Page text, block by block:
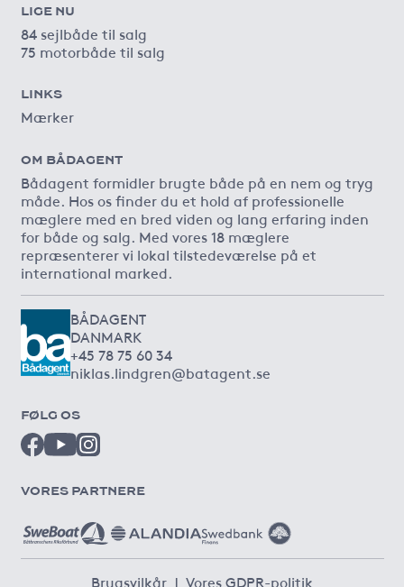
LIGE NU
84 sejlbåde til salg
75 motorbåde til salg
LINKS
Mærker
OM BÅDAGENT
Bådagent formidler brugte både på en nem og tryg
måde. Hos os finder du et hold af professionelle
mæglere med en bred viden og lang erfaring inden
for både og salg. Med vores 18 mæglere
repræsenterer vi lokal tilstedeværelse på et
international marked.
BÅDAGENT
DANMARK
+45 78 75 60 34
niklas.lindgren@batagent.se
FØLG OS
VORES PARTNERE
Brugsvilkår | Vores GDPR-politik